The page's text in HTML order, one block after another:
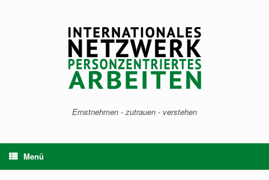
Ernstnehmen - zutrauen - verstehen
Menü